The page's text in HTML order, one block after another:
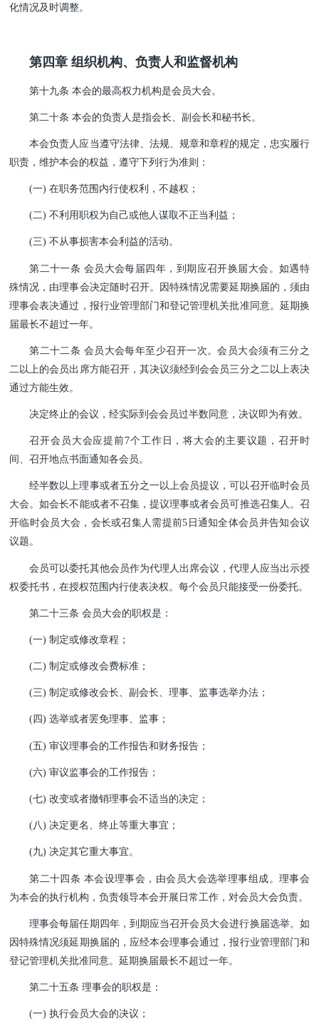
化情况及时调整。
第四章 组织机构、负责人和监督机构
第十九条 本会的最高权力机构是会员大会。
第二十条 本会的负责人是指会长、副会长和秘书长。
本会负责人应当遵守法律、法规、规章和章程的规定，忠实履行
职责，维护本会的权益，遵守下列行为准则：
(一) 在职务范围内行使权利，不越权；
(二) 不利用职权为自己或他人谋取不正当利益；
(三) 不从事损害本会利益的活动。
第二十一条 会员大会每届四年，到期应召开换届大会。如遇特
殊情况，由理事会决定随时召开。因特殊情况需要延期换届的，须由
理事会表决通过，报行业管理部门和登记管理机关批准同意。延期换
届最长不超过一年。
第二十二条 会员大会每年至少召开一次。会员大会须有三分之
二以上的会员出席方能召开，其决议须经到会会员三分之二以上表决
通过方能生效。
决定终止的会议，经实际到会会员过半数同意，决议即为有效。
召开会员大会应提前7个工作日，将大会的主要议题，召开时
间、召开地点书面通知各会员。
经半数以上理事或者五分之一以上会员提议，可以召开临时会员
大会。如会长不能或者不召集，提议理事或者会员可推选召集人。召
开临时会员大会，会长或召集人需提前5日通知全体会员并告知会议
议题。
会员可以委托其他会员作为代理人出席会议，代理人应当出示授
权委托书，在授权范围内行使表决权。每个会员只能接受一份委托。
第二十三条 会员大会的职权是：
(一) 制定或修改章程；
(二) 制定或修改会费标准；
(三) 制定或修改会长、副会长、理事、监事选举办法；
(四) 选举或者罢免理事、监事；
(五) 审议理事会的工作报告和财务报告；
(六) 审议监事会的工作报告；
(七) 改变或者撤销理事会不适当的决定；
(八) 决定更名、终止等重大事宜；
(九) 决定其它重大事宜。
第二十四条 本会设理事会，由会员大会选举理事组成。理事会
为本会的执行机构，负责领导本会开展日常工作，对会员大会负责。
理事会每届任期四年，到期应当召开会员大会进行换届选举。如
因特殊情况须延期换届的，应经本会理事会通过，报行业管理部门和
登记管理机关批准同意。延期换届最长不超过一年。
第二十五条 理事会的职权是：
(一) 执行会员大会的决议；